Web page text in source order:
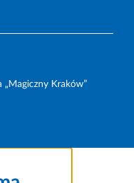
Kraków”